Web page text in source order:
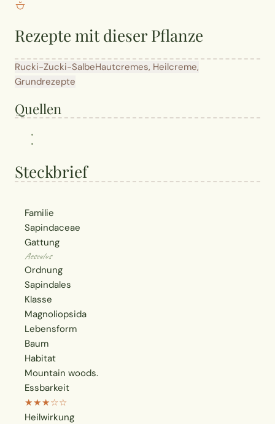
Rezepte mit dieser Pflanze
Rucki-Zucki-SalbeHautcremes, Heilcreme,
Grundrezepte
Quellen
Steckbrief
Familie
Sapindaceae
Gattung
Aesculus
Ordnung
Sapindales
Klasse
Magnoliopsida
Lebensform
Baum
Habitat
Mountain woods.
Essbarkeit
★★★☆☆
Heilwirkung